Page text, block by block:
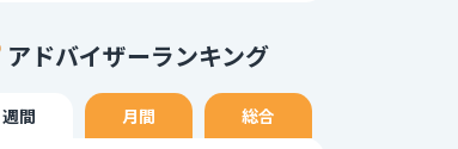
アドバイザーランキング
週間 月間 総合